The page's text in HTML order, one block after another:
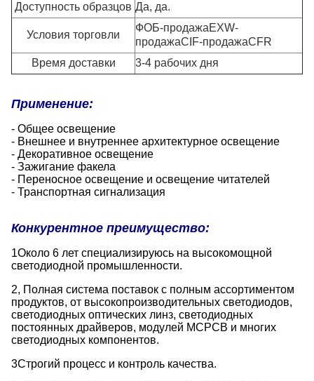
Доступность образцов Да, да.
Условия торговли
ФОБ-продажаEXW-
продажаCIF-продажаCFR
Время доставки
3-4 рабочих дня
Применение:
- Общее освещение
- Внешнее и внутреннее архитектурное освещение
- Декоративное освещение
- Зажигание факела
- Переносное освещение и освещение читателей
- Транспортная сигнализация
Конкурентное преимущество:
1Около 6 лет специализируюсь на высокомощной
светодиодной промышленности.
2, Полная система поставок с полным ассортиментом
продуктов, от высокопроизводительных светодиодов,
светодиодных оптических линз, светодиодных
постоянных драйверов, модулей MCPCB и многих
светодиодных компонентов.
3Строгий процесс и контроль качества.